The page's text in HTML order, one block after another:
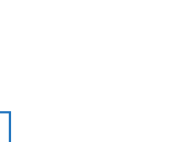
/ SONIC 1.6 ครบชุ